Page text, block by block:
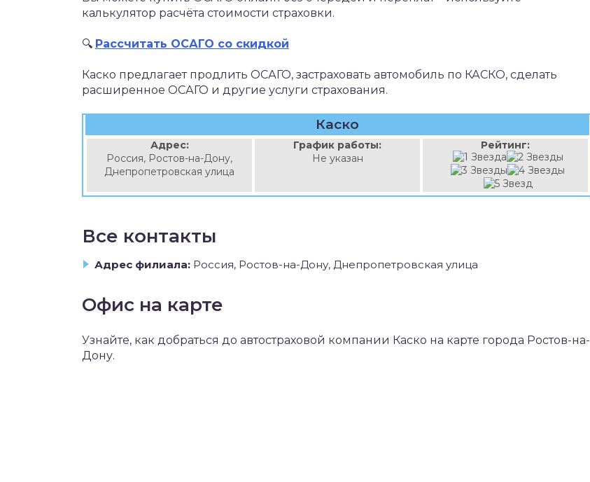
калькулятор расчёта стоимости страховки.
🔍 Рассчитать ОСАГО со скидкой
Каско предлагает продлить ОСАГО, застраховать автомобиль по КАСКО, сделать
расширенное ОСАГО и другие услуги страхования.
Каско
Адрес:
Россия, Ростов-на-Дону,
Днепропетровская улица
График работы:
Не указан
Рейтинг:
Все контакты
Адрес филиала: Россия, Ростов-на-Дону, Днепропетровская улица
Офис на карте
Узнайте, как добраться до автостраховой компании Каско на карте города Ростов-на-
Дону.